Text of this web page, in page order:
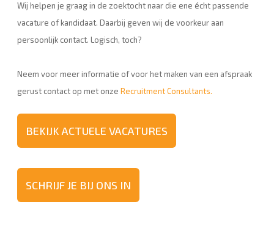
Wij helpen je graag in de zoektocht naar die ene écht passende
vacature of kandidaat. Daarbij geven wij de voorkeur aan
persoonlijk contact. Logisch, toch?
Neem voor meer informatie of voor het maken van een afspraak
gerust contact op met onze Recruitment Consultants.
BEKIJK ACTUELE VACATURES
SCHRIJF JE BIJ ONS IN